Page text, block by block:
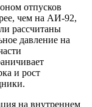
отпусков
чем на АИ‑92,
рассчитаны
давление на
и рост
на внутреннем